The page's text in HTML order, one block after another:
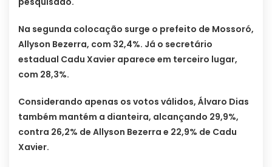
Na segunda colocação surge o prefeito de Mossoró,
Allyson Bezerra, com 32,4%. Já o secretário
estadual Cadu Xavier aparece em terceiro lugar,
com 28,3%.
Considerando apenas os votos válidos, Álvaro Dias
também mantém a dianteira, alcançando 29,9%,
contra 26,2% de Allyson Bezerra e 22,9% de Cadu
Xavier.